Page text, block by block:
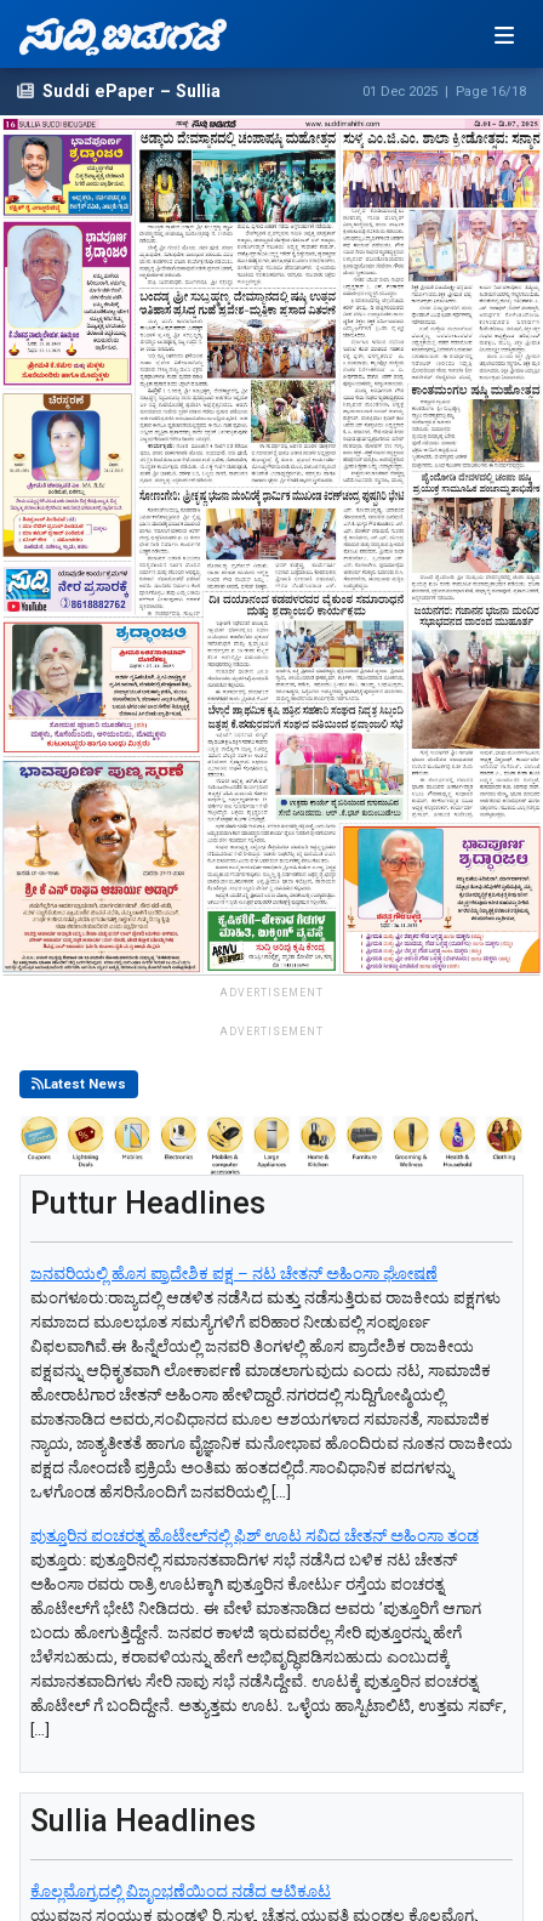
ADVERTISEMENT
Suddi ePaper – Sullia 01 Dec 2025 | Page 16/18
ADVERTISEMENT
Latest News
Puttur Headlines
ಜನವರಿಯಲ್ಲಿ ಹೊಸ ಪ್ರಾದೇಶಿಕ ಪಕ್ಷ – ನಟ ಚೇತನ್ ಅಹಿಂಸಾ ಘೋಷಣೆ
ಮಂಗಳೂರು:ರಾಜ್ಯದಲ್ಲಿ ಆಡಳಿತ ನಡೆಸಿದ ಮತ್ತು ನಡೆಸುತ್ತಿರುವ ರಾಜಕೀಯ ಪಕ್ಷಗಳು
ಸಮಾಜದ ಮೂಲಭೂತ ಸಮಸ್ಯೆಗಳಿಗೆ ಪರಿಹಾರ ನೀಡುವಲ್ಲಿ ಸಂಪೂರ್ಣ
ವಿಫಲವಾಗಿವೆ.ಈ ಹಿನ್ನೆಲೆಯಲ್ಲಿ ಜನವರಿ ತಿಂಗಳಲ್ಲಿ ಹೊಸ ಪ್ರಾದೇಶಿಕ ರಾಜಕೀಯ
ಪಕ್ಷವನ್ನು ಆಧಿಕೃತವಾಗಿ ಲೋಕಾರ್ಪಣೆ ಮಾಡಲಾಗುವುದು ಎಂದು ನಟ, ಸಾಮಾಜಿಕ
ಹೋರಾಟಗಾರ ಚೇತನ್ ಅಹಿಂಸಾ ಹೇಳಿದ್ದಾರೆ.ನಗರದಲ್ಲಿ ಸುದ್ದಿಗೋಷ್ಠಿಯಲ್ಲಿ
ಮಾತನಾಡಿದ ಅವರು,ಸಂವಿಧಾನದ ಮೂಲ ಆಶಯಗಳಾದ ಸಮಾನತೆ, ಸಾಮಾಜಿಕ
ನ್ಯಾಯ, ಜಾತ್ಯತೀತತೆ ಹಾಗೂ ವೈಜ್ಞಾನಿಕ ಮನೋಭಾವ ಹೊಂದಿರುವ ನೂತನ ರಾಜಕೀಯ
ಪಕ್ಷದ ನೋಂದಣಿ ಪ್ರಕ್ರಿಯೆ ಅಂತಿಮ ಹಂತದಲ್ಲಿದೆ.ಸಾಂವಿಧಾನಿಕ ಪದಗಳನ್ನು
ಒಳಗೊಂಡ ಹೆಸರಿನೊಂದಿಗೆ ಜನವರಿಯಲ್ಲಿ […]
ಪುತ್ತೂರಿನ ಪಂಚರತ್ನ ಹೊಟೇಲ್‌ನಲ್ಲಿ ಫಿಶ್‌ ಊಟ ಸವಿದ ಚೇತನ್‌ ಅಹಿಂಸಾ ತಂಡ
ಪುತ್ತೂರು: ಪುತ್ತೂರಿನಲ್ಲಿ ಸಮಾನತವಾದಿಗಳ ಸಭೆ ನಡೆಸಿದ ಬಳಿಕ ನಟ ಚೇತನ್‌
ಅಹಿಂಸಾ ರವರು ರಾತ್ರಿ ಊಟಕ್ಕಾಗಿ ಪುತ್ತೂರಿನ ಕೋರ್ಟು ರಸ್ತೆಯ ಪಂಚರತ್ನ
ಹೊಟೇಲ್‌ಗೆ ಭೇಟಿ ನೀಡಿದರು. ಈ ವೇಳೆ ಮಾತನಾಡಿದ ಅವರು ʼಪುತ್ತೂರಿಗೆ ಆಗಾಗ
ಬಂದು ಹೋಗುತ್ತಿದ್ದೇನೆ. ಜನಪರ ಕಾಳಜಿ ಇರುವವರೆಲ್ಲ ಸೇರಿ ಪುತ್ತೂರನ್ನು ಹೇಗೆ
ಬೆಳೆಸಬಹುದು, ಕರಾವಳಿಯನ್ನು ಹೇಗೆ ಅಭಿವೃದ್ಧಿಪಡಿಸಬಹುದು ಎಂಬುದಕ್ಕೆ
ಸಮಾನತವಾದಿಗಳು ಸೇರಿ ನಾವು ಸಭೆ ನಡೆಸಿದ್ದೇವೆ. ಊಟಕ್ಕೆ ಪುತ್ತೂರಿನ ಪಂಚರತ್ನ
ಹೊಟೇಲ್‌ ಗೆ ಬಂದಿದ್ದೇನೆ. ಅತ್ಯುತ್ತಮ ಊಟ. ಒಳ್ಳೆಯ ಹಾಸ್ಪಿಟಾಲಿಟಿ, ಉತ್ತಮ ಸರ್ವ್‌,
[…]
Sullia Headlines
ಕೊಲ್ಲಮೊಗ್ರದಲ್ಲಿ ವಿಜೃಂಭಣೆಯಿಂದ ನಡೆದ ಆಟಿಕೂಟ
ಯುವಜನ ಸಂಯುಕ್ತ ಮಂಡಳಿ ರಿ.ಸುಳ್ಯ, ಚೈತನ್ಯ ಯುವತಿ ಮಂಡಲ ಕೊಲ್ಲಮೊಗ್ರ,